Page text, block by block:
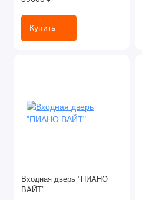
Купить
Входная дверь "ПИАНО
ВАЙТ"